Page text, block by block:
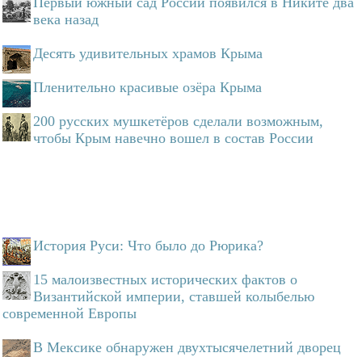
века назад
Десять удивительных храмов Крыма
Пленительно красивые озёра Крыма
200 русских мушкетёров сделали возможным,
чтобы Крым навечно вошел в состав России
История Руси: Что было до Рюрика?
15 малоизвестных исторических фактов о
Византийской империи, ставшей колыбелью
современной Европы
В Мексике обнаружен двухтысячелетний дворец